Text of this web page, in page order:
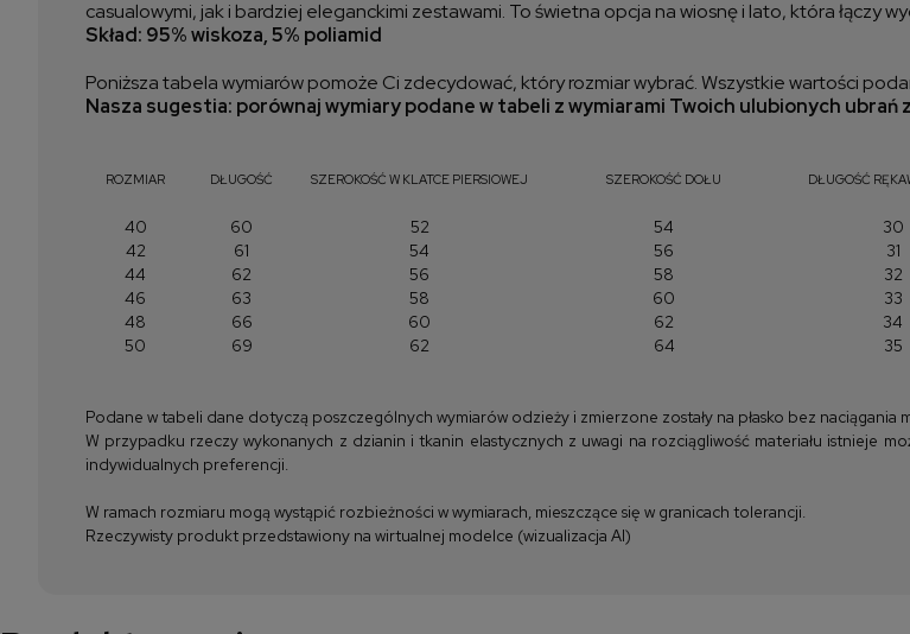
casualowymi, jak i bardziej eleganckimi zestawami. To świetna opcja na wiosnę i lato, która łączy
Skład: 95% wiskoza, 5% poliamid
Poniższa tabela wymiarów pomoże Ci zdecydować, który rozmiar wybrać. Wszystkie wartości
Nasza sugestia: porównaj wymiary podane w tabeli z wymiarami Twoich ulubionych ubrań
ROZMIAR DŁUGOŚĆ SZEROKOŚĆ W KLATCE PIERSIOWEJ SZEROKOŚĆ DOŁU DŁUGOŚĆ
40 60 52 54
30
42
61 54 56
31
44
62 56 58
32
46
63 58 60
33
48
66 60 62
34
50
69 62 64 35
Podane w tabeli dane dotyczą poszczególnych wymiarów odzieży i zmierzone zostały na płasko bez
W przypadku rzeczy wykonanych z dzianin i tkanin elastycznych z uwagi na rozciągliwość materiału istnieje
indywidualnych preferencji.
W ramach rozmiaru mogą wystąpić rozbieżności w wymiarach, mieszczące się w granicach tolerancji.
Rzeczywisty produkt przedstawiony na wirtualnej modelce (wizualizacja AI)